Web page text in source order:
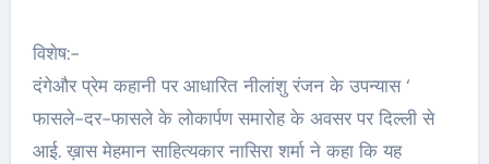
विशेष:-
दंगेऔर प्रेम कहानी पर आधारित नीलांशु रंजन के उपन्यास ‘
फासले-दर-फासले के लोकार्पण समारोह के अवसर पर दिल्ली से
आई. ख़ास मेहमान साहित्यकार नासिरा शर्मा ने कहा कि यह